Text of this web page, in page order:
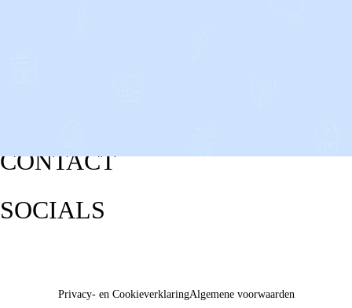
CONTACT
SOCIALS
Privacy- en CookieverklaringAlgemene voorwaarden